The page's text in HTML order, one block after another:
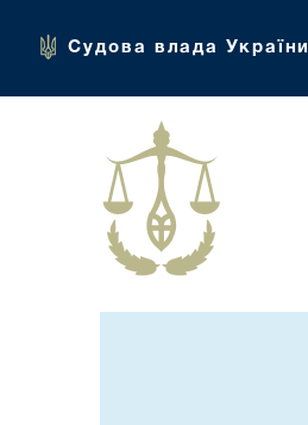
Судова влада України